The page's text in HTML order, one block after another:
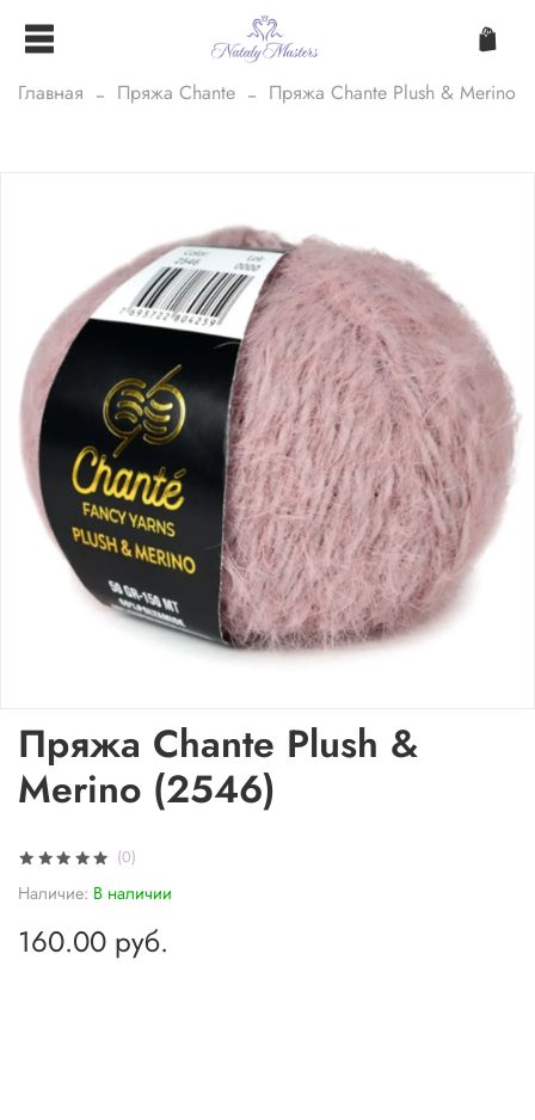
Главная Пряжа Chante Пряжа Chante Plush & Merino
(0)
Наличие: В наличии
Пряжа Chante Plush &
Merino (2546)
160.00 руб.